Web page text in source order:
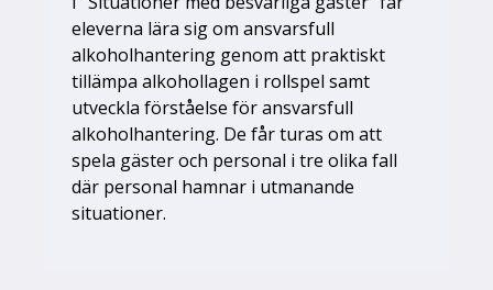
eleverna lära sig om ansvarsfull
alkoholhantering genom att praktiskt
tillämpa alkohollagen i rollspel samt
utveckla förståelse för ansvarsfull
alkoholhantering. De får turas om att
spela gäster och personal i tre olika fall
där personal hamnar i utmanande
situationer.